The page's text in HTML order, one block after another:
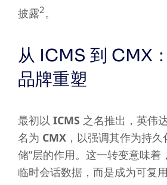
披露2。
从 ICMS 到 CMX
品牌重塑
最初以 ICMS 之名推出，英伟
名为 CMX，以强调其作为持久
储”层的作用。这一转变意味着
临时会话数据，而是成为可复